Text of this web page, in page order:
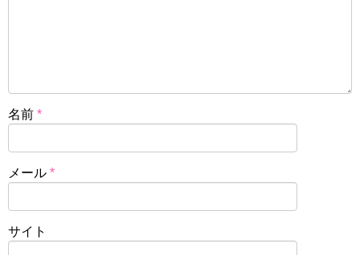
名前 *
メール *
サイト